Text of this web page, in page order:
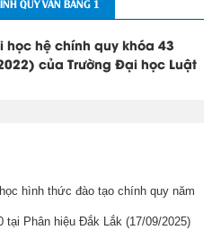
QUY VĂN BẰNG 1
hệ chính quy khóa 43
của Trường Đại học Luật
hình thức đào tạo chính quy năm
tại Phân hiệu Đắk Lắk(17/09/2025)